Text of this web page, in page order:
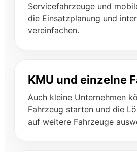
Servicefahrzeuge und
die Einsatzplanung und
vereinfachen.
KMU und einzelne
Auch kleine Unternehmen
Fahrzeug starten und die
auf weitere Fahrzeuge